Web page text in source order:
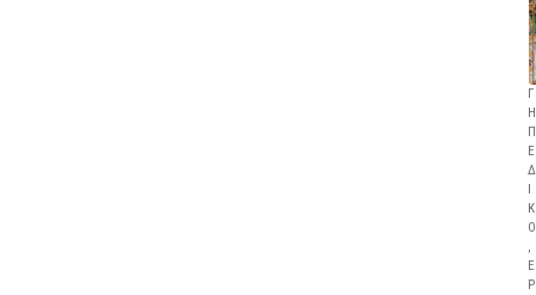
Γ
Η
Π
Ε
Δ
Κ
Ο
,
Ε
Ρ